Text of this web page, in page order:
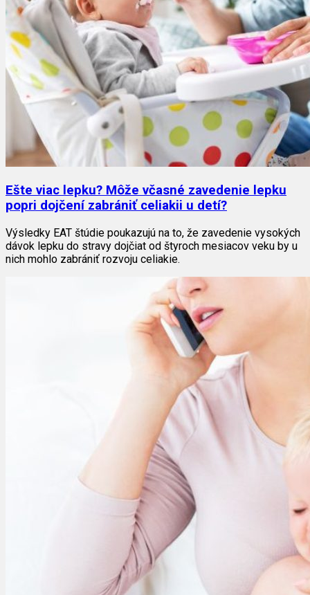
Ešte viac lepku? Môže včasné zavedenie lepku
popri dojčení zabrániť celiakii u detí?
Výsledky EAT štúdie poukazujú na to, že zavedenie vysokých
dávok lepku do stravy dojčiat od štyroch mesiacov veku by u
nich mohlo zabrániť rozvoju celiakie.